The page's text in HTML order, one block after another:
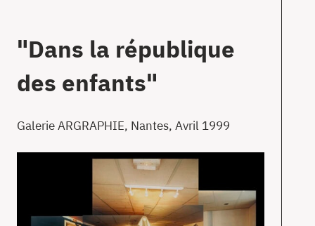
"Dans la république
des enfants"
Galerie ARGRAPHIE, Nantes, Avril 1999